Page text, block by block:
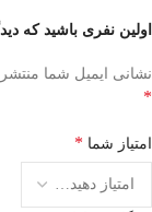
اولین نفری باشید که
نشانی ایمیل شما
*
امتیاز شما *